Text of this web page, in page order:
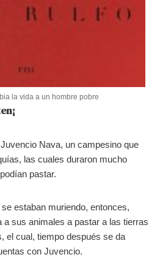
la vida a un hombre pobre
Nava, un campesino que
las cuales duraron mucho
pastar.
estaban muriendo, entonces,
a sus animales a pastar a las tierras
el cual, tiempo después se da
con Juvencio.